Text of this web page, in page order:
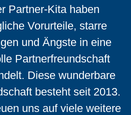
Partner-Kita haben
Vorurteile, starre
und Ängste in eine
Partnerfreundschaft
Diese wunderbare
besteht seit 2013.
uns auf viele weitere